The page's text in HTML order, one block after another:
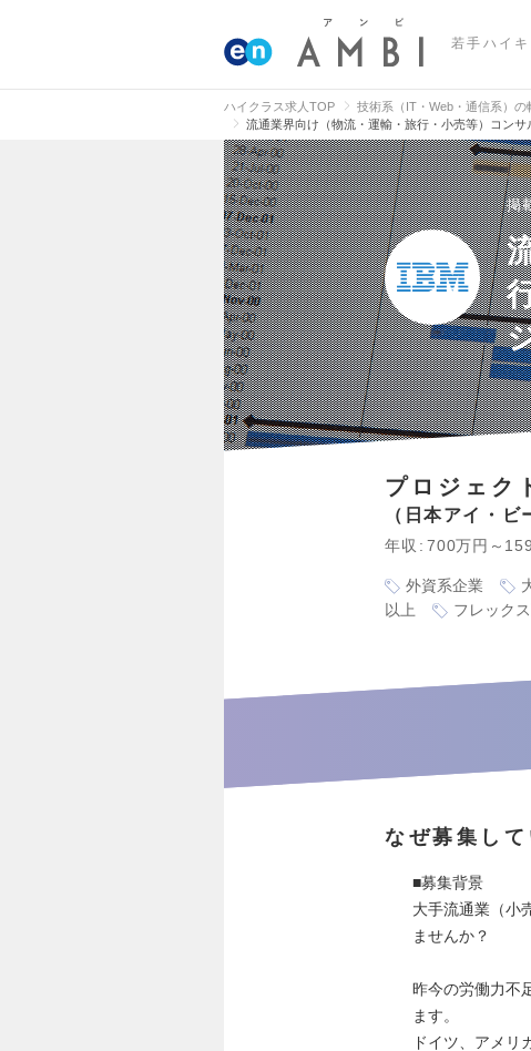
若手ハイ
ハイクラス求人TOP 技術系（IT・Web・通信系）の
流通業界向け（物流・運輸・旅行・小売等）コン
掲
プロジェク
日本アイ・ビ
年収 700万円～
外資系企業
以上
フレック
なぜ募集し
■募集背景
大手流通業（小
ませんか？
昨今の労働力不
ます。
ドイツ、アメリ